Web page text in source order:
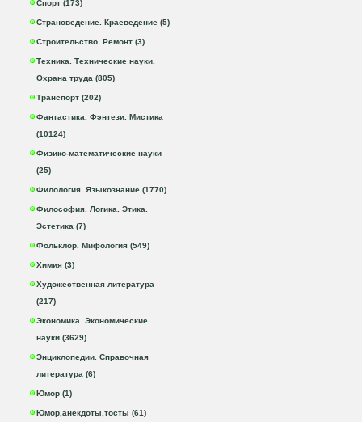
Спорт (173)
Страноведение. Краеведение (5)
Строительство. Ремонт (3)
Техника. Технические науки.
Охрана труда (805)
Транспорт (202)
Фантастика. Фэнтези. Мистика
(10124)
Физико-математические науки
(25)
Филология. Языкознание (1770)
Философия. Логика. Этика.
Эстетика (7)
Фольклор. Мифология (549)
Химия (3)
Художественная литература
(217)
Экономика. Экономические
науки (3629)
Энциклопедии. Справочная
литература (6)
Юмор (1)
Юмор,анекдоты,тосты (61)